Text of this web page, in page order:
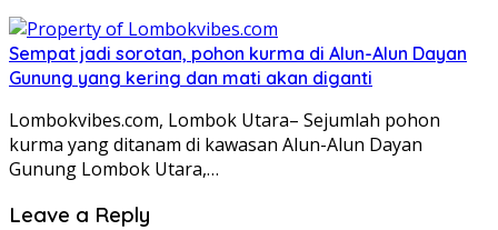
Sempat jadi sorotan, pohon kurma di Alun-Alun Dayan
Gunung yang kering dan mati akan diganti
Lombokvibes.com, Lombok Utara– Sejumlah pohon
kurma yang ditanam di kawasan Alun-Alun Dayan
Gunung Lombok Utara,…
Leave a Reply